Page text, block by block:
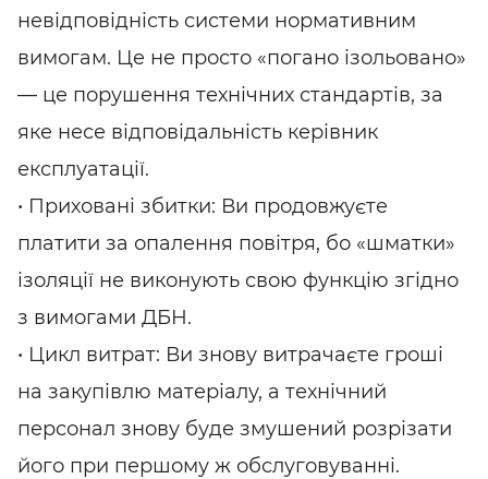
невідповідність системи нормативним
вимогам. Це не просто «погано ізольовано»
— це порушення технічних стандартів, за
яке несе відповідальність керівник
експлуатації.
• Приховані збитки: Ви продовжуєте
платити за опалення повітря, бо «шматки»
ізоляції не виконують свою функцію згідно
з вимогами ДБН.
• Цикл витрат: Ви знову витрачаєте гроші
на закупівлю матеріалу, а технічний
персонал знову буде змушений розрізати
його при першому ж обслуговуванні.